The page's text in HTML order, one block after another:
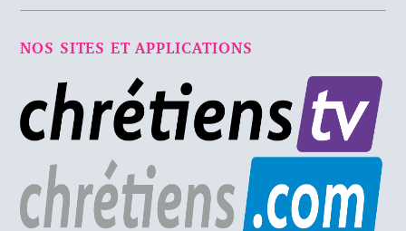
NOS SITES ET APPLICATIONS